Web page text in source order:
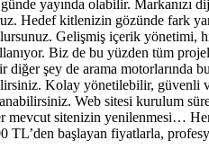
yayında olabilir. Markanızı
Hedef kitlenizin gözünde fark
Gelişmiş içerik yönetimi,
Biz de bu yüzden tüm
şey de arama motorlarında
Kolay yönetilebilir, güvenli
Web sitesi kurulum
mevcut sitenizin yenilenmesi…
TL’den başlayan fiyatlarla,